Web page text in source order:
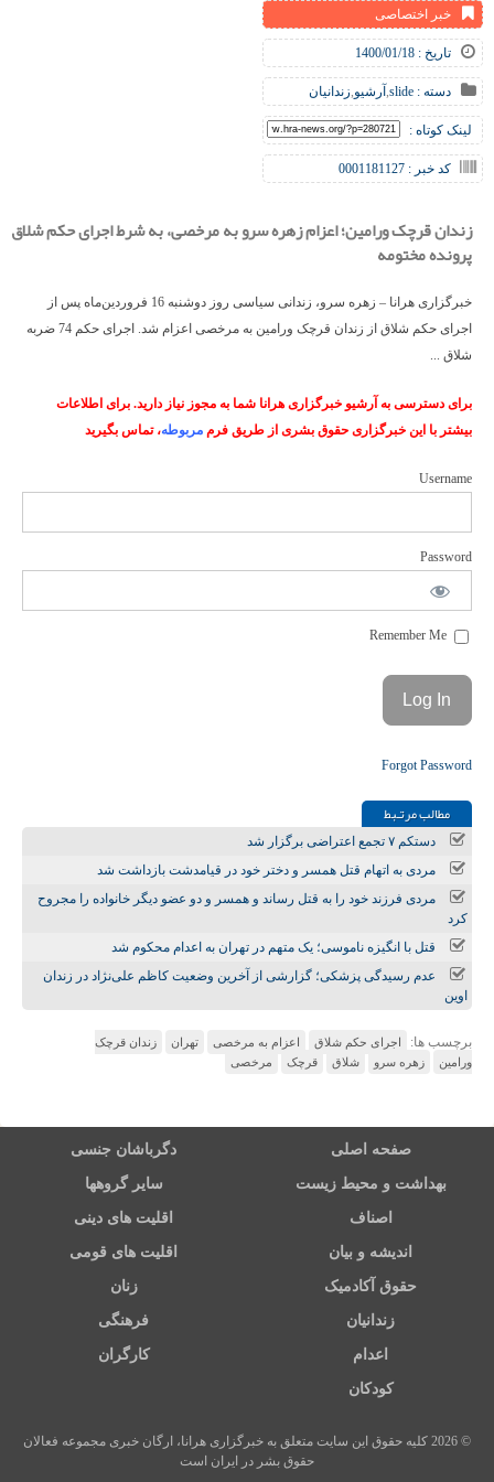
خبر اختصاصی
تاریخ : 1400/01/18
دسته : slide
,آرشیو,زندانیان
لینک کوتاه :
کد خبر : 0001181127
زندان قرچک ورامین؛ اعزام زهره سرو به مرخصی، به شرط اجرای حکم شلاق
پرونده مختومه
خبرگزاری هرانا – زهره سرو، زندانی سیاسی روز دوشنبه 16 فروردین‌ماه پس از
اجرای حکم شلاق از زندان قرچک ورامین به مرخصی اعزام شد. اجرای حکم 74 ضربه
شلاق ...
برای دسترسی به آرشیو خبرگزاری هرانا شما به مجوز نیاز دارید. برای اطلاعات
بیشتر با این خبرگزاری حقوق بشری از طریق فرم مربوطه، تماس بگیرید
Username
Password
Forgot Password
مطالب مرتـبط
دستکم ۷ تجمع اعتراضی برگزار شد
مردی به اتهام قتل همسر و دختر خود در قیامدشت بازداشت شد
مردی فرزند خود را به قتل رساند و همسر و دو عضو دیگر خانواده را مجروح
کرد
قتل با انگیزه ناموسی؛ یک متهم در تهران به اعدام محکوم شد
عدم رسیدگی پزشکی؛ گزارشی از آخرین وضعیت کاظم علی‌نژاد در زندان
اوین
برچسب ها: اجرای حکم شلاق اعزام به مرخصی تهران
زندان قرچک
ورامین
زهره سرو شلاق قرچک مرخصی
صفحه اصلی دگرباشان جنسی
بهداشت و محیط زیست سایر گروهها
اصناف اقلیت های دینی
اندیشه و بیان اقلیت های قومی
حقوق آکادمیک زنان
زندانیان فرهنگی
اعدام کارگران
کودکان
© 2026 کلیه حقوق این سایت متعلق به خبرگزاری هرانا، ارگان خبری مجموعه فعالان
حقوق بشر در ایران است